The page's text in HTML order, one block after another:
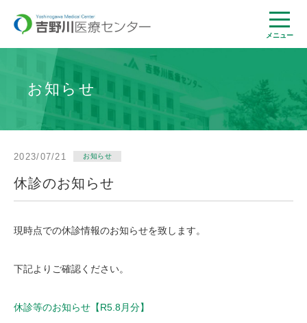
メニュー
お知らせ
2023/07/21 お知らせ
休診のお知らせ
現時点での休診情報のお知らせを致します。
下記よりご確認ください。
休診等のお知らせ【R5.8月分】